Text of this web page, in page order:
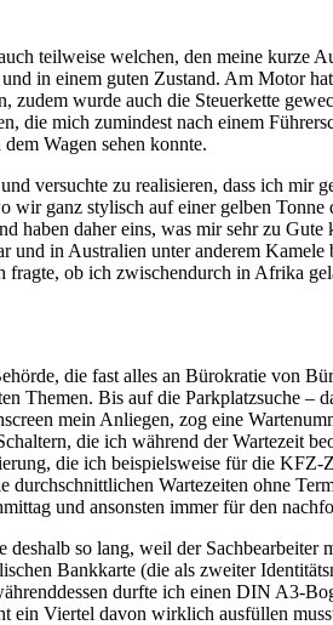
teilweise welchen, den meine kurze
in einem guten Zustand. Am Motor
wurde auch die Steuerkette
die mich zumindest nach einem
Wagen sehen konnte.
versuchte zu realisieren, dass ich
ganz stylisch auf einer gelben
haben daher eins, was mir sehr zu
in Australien unter anderem
fragte, ob ich zwischendurch in Afrika
die fast alles an Bürokratie von
Themen. Bis auf die Parkplatzsuche –
mein Anliegen, zog eine
die ich während der Wartezeit
die ich beispielsweise für die
durchschnittlichen Wartezeiten ohne
und ansonsten immer für den
so lang, weil der Sachbearbeiter
Bankkarte (die als zweiter
durfte ich einen DIN A3-
ein Viertel davon wirklich ausfüllen